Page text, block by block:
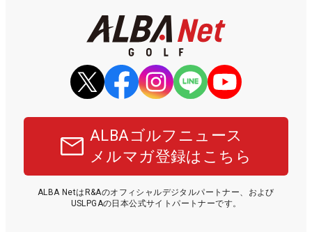
ALBAゴルフニュース
メルマガ登録はこちら
ALBA NetはR&Aのオフィシャルデジタルパートナー、および
USLPGAの日本公式サイトパートナーです。